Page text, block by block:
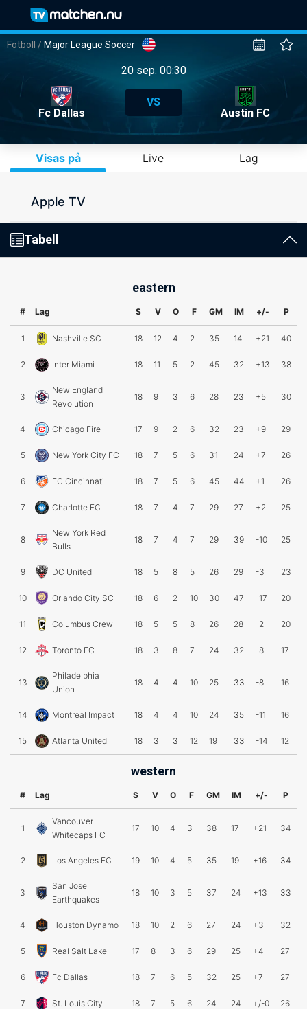
Fotboll / Major League Soccer
20 sep. 00:30
Fc Dallas
VS
Austin FC
Visas på Live Lag
Apple TV
Tabell
eastern
# Lag S V O F GM IM +/- P
1 Nashville SC 18 12 4 2 35 14 +21 40
2 Inter Miami 18 11 5 2 45 32 +13 38
3
New England
Revolution
18 9 3 6 28 23 +5 30
4 Chicago Fire 17 9 2 6 32 23 +9 29
5 New York City FC 18 7 5 6 31 24 +7 26
6 FC Cincinnati 18 7 5 6 45 44 +1 26
7 Charlotte FC 18 7 4 7 29 27 +2 25
8
New York Red
Bulls
18 7 4 7 29 39 -10 25
9 DC United 18 5 8 5 26 29 -3 23
10 Orlando City SC 18 6 2 10 30 47 -17 20
11 Columbus Crew 18 5 5 8 26 28 -2 20
12 Toronto FC 18 3 8 7 24 32 -8 17
13
Philadelphia
Union
18 4 4 10 25 33 -8 16
14 Montreal Impact 18 4 4 10 24 35 -11 16
15 Atlanta United 18 3 3 12 19 33 -14 12
western
# Lag S V O F GM IM +/- P
1
Vancouver
Whitecaps FC
17 10 4 3 38 17 +21 34
2 Los Angeles FC 19 10 4 5 35 19 +16 34
3
San Jose
Earthquakes
18 10 3 5 37 24 +13 33
4 Houston Dynamo 18 10 2 6 27 24 +3 32
5 Real Salt Lake 17 8 3 6 29 25 +4 27
6 Fc Dallas 18 7 6 5 32 25 +7 27
7 St. Louis City 18 7 5 6 24 24 +/-0 26